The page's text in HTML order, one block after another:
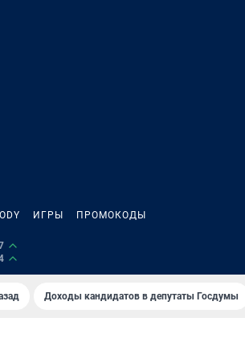
ИГРЫ ПРОМОКОДЫ
Доходы кандидатов в депутаты Госдумы